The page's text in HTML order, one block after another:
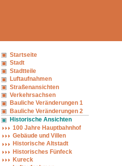
Startseite
Stadt
Stadtteile
Luftaufnahmen
Straßenansichten
Verkehrsachsen
Bauliche Veränderungen 1
Bauliche Veränderungen 2
Historische Ansichten
100 Jahre Hauptbahnhof
Gebäude und Villen
Historische Altstadt
Historisches Fünfeck
Kureck